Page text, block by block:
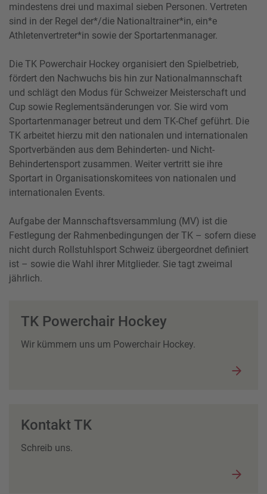
mindestens drei und maximal sieben Personen. Vertreten
sind in der Regel der*/die Nationaltrainer*in, ein*e
Athletenvertreter*in sowie der Sportartenmanager.
Die TK Powerchair Hockey organisiert den Spielbetrieb,
fördert den Nachwuchs bis hin zur Nationalmannschaft
und schlägt den Modus für Schweizer Meisterschaft und
Cup sowie Reglementsänderungen vor. Sie wird vom
Sportartenmanager betreut und dem TK-Chef geführt. Die
TK arbeitet hierzu mit den nationalen und internationalen
Sportverbänden aus dem Behinderten- und Nicht-
Behindertensport zusammen. Weiter vertritt sie ihre
Sportart in Organisationskomitees von nationalen und
internationalen Events.
Aufgabe der Mannschaftsversammlung (MV) ist die
Festlegung der Rahmenbedingungen der TK – sofern diese
nicht durch Rollstuhlsport Schweiz übergeordnet definiert
ist – sowie die Wahl ihrer Mitglieder. Sie tagt zweimal
jährlich.
TK Powerchair Hockey
Wir kümmern uns um Powerchair Hockey.
Kontakt TK
Schreib uns.